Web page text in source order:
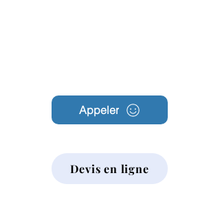
Appeler
Devis en ligne